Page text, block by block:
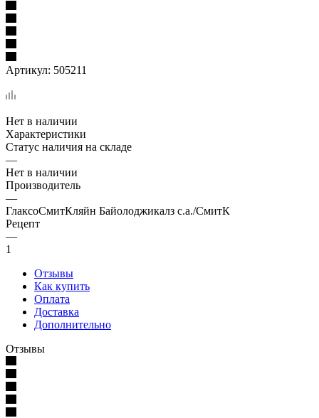
Артикул: 505211
Нет в наличии
Характеристики
Статус наличия на складе
—
Нет в наличии
Производитель
—
ГлаксоСмитКляйн Байолоджикалз с.а./СмитК
Рецепт
—
1
Отзывы
Как купить
Оплата
Доставка
Дополнительно
Отзывы